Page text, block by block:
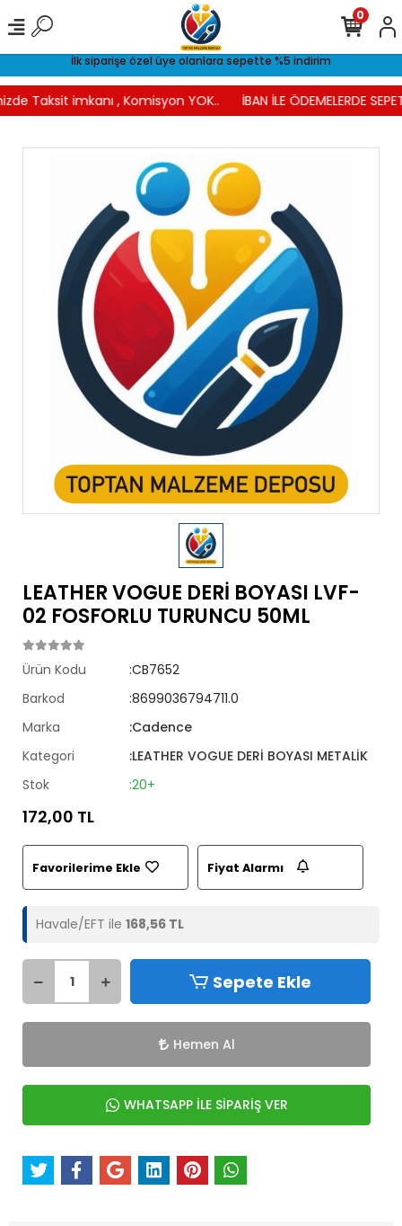
İlk siparişe özel üye olanlara sepette %5 indirim
Taksit imkanı , Komisyon YOK.. İBAN İLE ÖDEMELERDE
0
LEATHER VOGUE DERİ BOYASI LVF-
02 FOSFORLU TURUNCU 50ML
Ürün Kodu
:CB7652
Barkod
:8699036794711.0
Marka
:Cadence
Kategori
:LEATHER VOGUE DERİ BOYASI METALİK
Stok
:20+
172,00 TL
Favorilerime Ekle Fiyat Alarmı
Havale/EFT ile 168,56 TL
Sepete Ekle
Hemen Al
WHATSAPP İLE SİPARİŞ VER